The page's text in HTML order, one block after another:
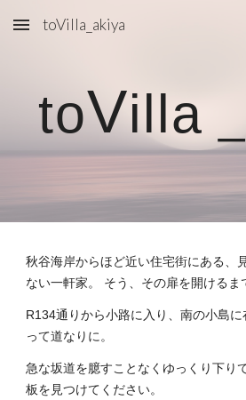
Skip to main content
toVilla_akiya
toVilla
秋谷海岸からほど近い住宅街にある、
ない一軒家。 そう、その扉を開けるま
R134通りから小路に入り、南の小島
って道なりに。
急な坂道を臆すことなくゆっくり下り
板を見つけてください。